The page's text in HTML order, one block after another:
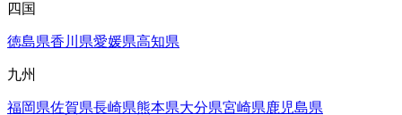
四国
徳島県香川県愛媛県高知県
九州
福岡県佐賀県長崎県熊本県大分県宮崎県鹿児島県